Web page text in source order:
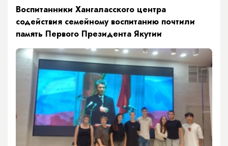
​Воспитанники Хангаласского центра
содействия семейному воспитанию почтили
память Первого Президента Якутии